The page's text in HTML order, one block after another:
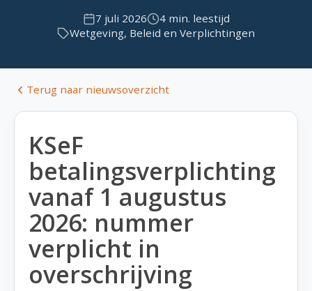
7 juli 2026
4 min. leestijd
Wetgeving, Beleid en Verplichtingen
Terug naar nieuwsoverzicht
KSeF
betalingsverplichting
vanaf 1 augustus
2026: nummer
verplicht in
overschrijving